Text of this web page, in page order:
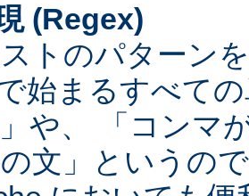
(Regex)
トのパターン
で始まるすべて
や、 「コンマ
文」というの